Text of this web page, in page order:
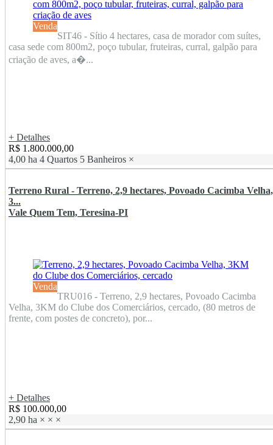
Venda
SIT46 - Sítio 4 hectares, casa de morador com suítes,
casa sede com 800m2, poço tubular, fruteiras, curral, galpão para
criação de aves, a�...
+ Detalhes
R$ 1.800.000,00
4,00 ha 4 Quartos 5 Banheiros ×
Terreno Rural - Terreno, 2,9 hectares, Povoado Cacimba Velha,
3...
Vale Quem Tem, Teresina-PI
Venda
TRU016 - Terreno, 2,9 hectares, Povoado Cacimba
Velha, 3KM do Clube dos Comerciários, cercado, (80 metros de
frente, com postes de concreto), por...
+ Detalhes
R$ 100.000,00
2,90 ha × × ×